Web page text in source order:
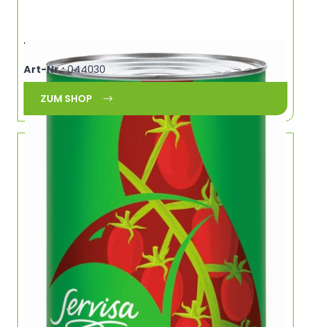
Tomatenmark 2-fach SB (Atg.4500g) 5/1
Art-Nr.:044030
ZUM SHOP